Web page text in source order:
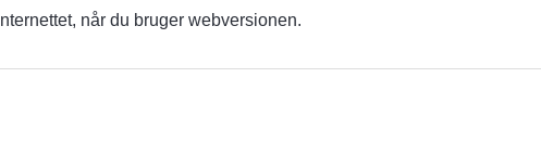
når du bruger webversionen.